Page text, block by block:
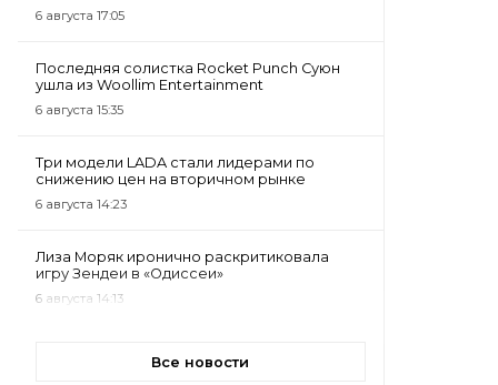
6 августа 17:05
Последняя солистка Rocket Punch Суюн
ушла из Woollim Entertainment
6 августа 15:35
Три модели LADA стали лидерами по
снижению цен на вторичном рынке
6 августа 14:23
Лиза Моряк иронично раскритиковала
игру Зендеи в «Одиссеи»
6 августа 14:13
Все новости